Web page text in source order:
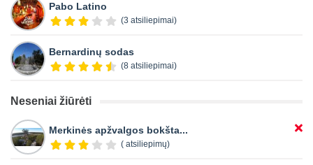
Pabo Latino
(3 atsiliepimai)
Bernardinų sodas
(8 atsiliepimai)
Neseniai žiūrėti
Merkinės apžvalgos bokšta...
( atsiliepimų)